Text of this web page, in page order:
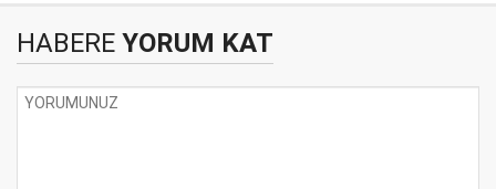
HABERE YORUM KAT